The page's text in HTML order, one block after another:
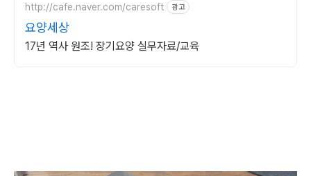
http://cafe.naver.com/caresoft 광고
요양세상
17년 역사 원조! 장기요양 실무자료/교육